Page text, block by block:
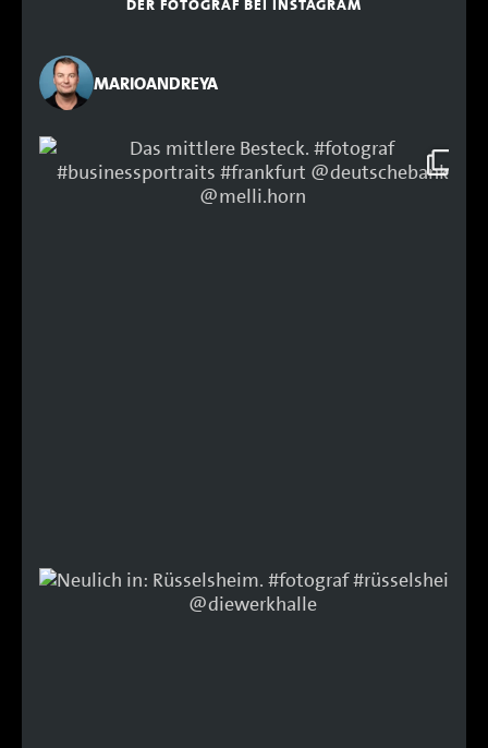
DER FOTOGRAF BEI INSTAGRAM
MARIOANDREYA